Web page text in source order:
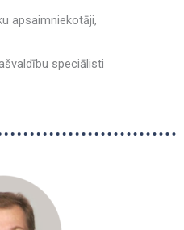
apsaimniekotāji,
speciālisti